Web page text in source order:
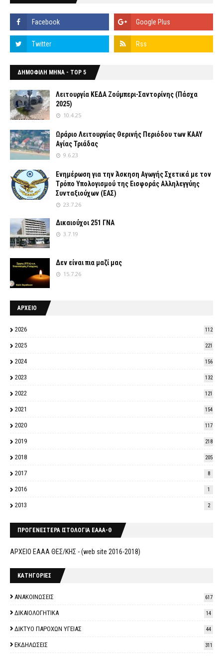
ΔΗΜΟΦΙΛΗ ΜΗΝΑ - TOP 5
Λειτουργία ΚΕΔΑ Ζούμπερι-Σαντορίνης (Πάσχα
2025)
10.4.25
Ωράριο Λειτουργίας Θερινής Περιόδου των ΚΑΑΥ
Αγίας Τριάδας
9.6.23
Ενημέρωση για την Άσκηση Αγωγής Σχετικά με τον
Tρόπο Yπολογισμού της Εισφοράς Αλληλεγγύης
Συνταξιούχων (ΕΑΣ)
23.7.26
Δικαιούχοι 251 ΓΝΑ
3.7.19
Δεν είναι πια μαζί μας
15.7.26
ΑΡΧΕΙΟ
2026 112
2025 221
2024 156
2023 132
2022 121
2021 154
2020 117
2019 218
2018 205
2017 8
2016 1
2013 2
ΠΡΟΓΕΝΕΣΤΕΡΑ ΙΣΤΟΛΟΓΙΑ ΕΑΑΑ-Θ
ΑΡΧΕΙΟ ΕΑΑΑ ΘΕΣ/ΚΗΣ - (web site 2016-2018)
ΚΑΤΗΓΟΡΙΕΣ
ΑΝΑΚΟΙΝΩΣΕΙΣ 617
ΔΙΚΑΙΟΛΟΓΗΤΙΚΑ 14
ΔΙΚΤΥΟ ΠΑΡΟΧΩΝ ΥΓΕΙΑΣ 44
ΕΚΔΗΛΩΣΕΙΣ 311